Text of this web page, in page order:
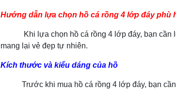
Hướng dẫn lựa chọn hồ cá rồng 4 lớp đáy phù
Khi lựa chọn hồ cá rồng 4 lớp đáy, bạn cần
mang lại vẻ đẹp tự nhiên.
Kích thước và kiểu dáng của hồ
Trước khi mua hồ cá rồng 4 lớp đáy, bạn cần